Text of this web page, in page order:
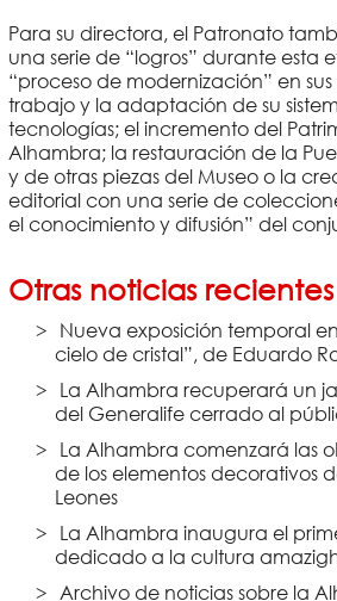
Para su directora, el Patronato
una serie de “logros” durante esta
“proceso de modernización” en
trabajo y la adaptación de su
tecnologías; el incremento del
Alhambra; la restauración de la
y de otras piezas del Museo o la
editorial con una serie de
el conocimiento y difusión” del
Otras noticias recientes
Nueva exposición temporal
cielo de cristal”, de Eduardo
La Alhambra recuperará un
del Generalife cerrado al
La Alhambra comenzará las
de los elementos decorativos
Leones
La Alhambra inaugura el
dedicado a la cultura
Archivo de noticias sobre la